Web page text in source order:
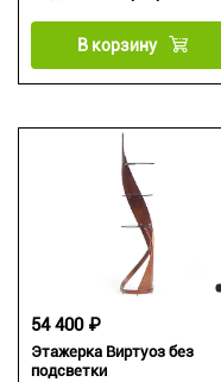
В корзину
Этажерка Виртуоз без
подсветки
54 400 ₽